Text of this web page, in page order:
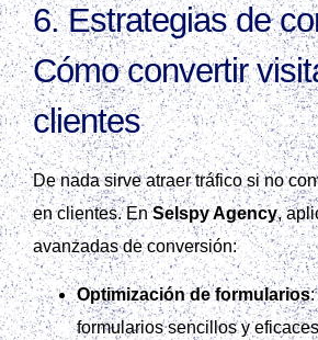
6.Estrategias de
Cómo convertir
clientes
De nada sirve atraer tráfico si no
en clientes. EnSelspy Agency,
avanzadas de conversión:
Optimización de formularios:
formularios sencillos y